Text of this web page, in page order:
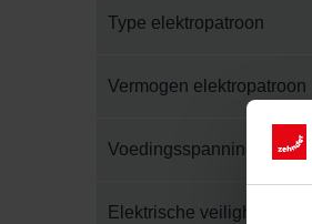
Type elektropatroon
Vermogen elektropatroon
Voedingsspanning
Elektrische